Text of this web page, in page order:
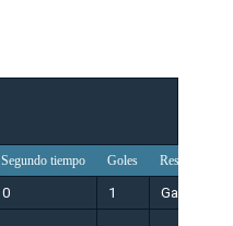
Segundo tiempo Goles Resultado
0 1
Ganador